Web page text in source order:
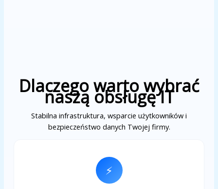
Dlaczego warto wybrać
naszą obsługę IT
Stabilna infrastruktura, wsparcie użytkowników i
bezpieczeństwo danych Twojej firmy.
⚡